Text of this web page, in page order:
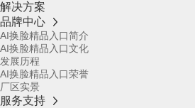
解决方案
品牌中心
AI换脸精品入口简介
AI换脸精品入口文化
发展历程
AI换脸精品入口荣誉
厂区实景
服务支持